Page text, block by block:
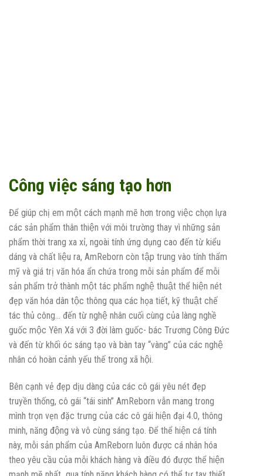
Công việc sáng tạo hơn
Để giúp chị em một cách mạnh mẽ hơn trong việc chọn lựa
các sản phẩm thân thiện với môi trường thay vì những sản
phẩm thời trang xa xỉ, ngoài tính ứng dụng cao đến từ kiểu
dáng và chất liệu ra, AmReborn còn tập trung vào tính thẩm
mỹ và giá trị văn hóa ẩn chứa trong mỗi sản phẩm để mỗi
sản phẩm trở thành một tác phẩm nghệ thuật thể hiện nét
đẹp văn hóa dân tộc thông qua các họa tiết, kỹ thuật chế
tác thủ công… đến từ nghệ nhân cuối cùng của làng nghề
guốc mộc Yên Xá với 3 đời làm guốc- bác Trương Công Đức
và đến từ khối óc sáng tạo và bàn tay “vàng” của các nghệ
nhân có hoàn cảnh yếu thế trong xã hội.
Bên cạnh vẻ đẹp dịu dàng của các cô gái yêu nét đẹp
truyền thống, cô gái “tái sinh” AmReborn vẫn mang trong
mình trọn vẹn đặc trưng của các cô gái hiện đại 4.0, thông
minh, năng động và vô cùng sáng tạo. Để thể hiện cá tính
này, mỗi sản phẩm của AmReborn luôn được cá nhân hóa
theo yêu cầu của mỗi khách hàng và điều đó được thể hiện